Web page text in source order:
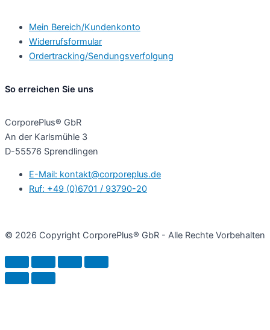
Mein Bereich/Kundenkonto
Widerrufsformular
Ordertracking/Sendungsverfolgung
So erreichen Sie uns
CorporePlus® GbR
An der Karlsmühle 3
D-55576 Sprendlingen
E-Mail: kontakt@corporeplus.de
Ruf: +49 (0)6701 / 93790-20
© 2026 Copyright CorporePlus® GbR - Alle Rechte Vorbehalten